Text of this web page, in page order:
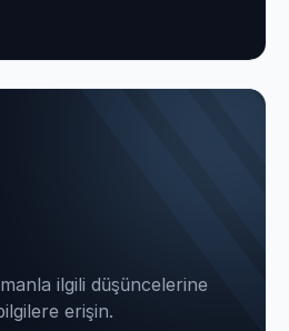
ilgili düşüncelerine
erişin.